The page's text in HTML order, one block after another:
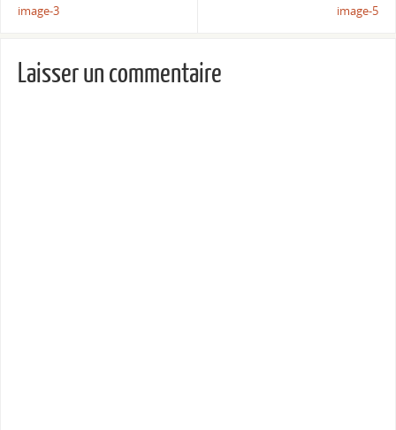
image-3 image-5
Laisser un commentaire